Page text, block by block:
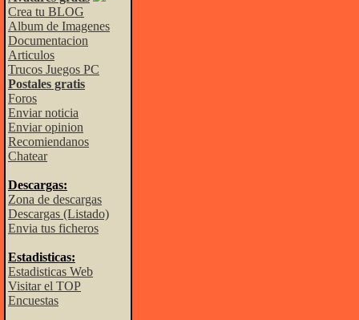
Crea tu BLOG
Album de Imagenes
Documentacion
Articulos
Trucos Juegos PC
Postales gratis
Foros
Enviar noticia
Enviar opinion
Recomiendanos
Chatear
Descargas:
Zona de descargas
Descargas (Listado)
Envia tus ficheros
Estadisticas:
Estadisticas Web
Visitar el TOP
Encuestas